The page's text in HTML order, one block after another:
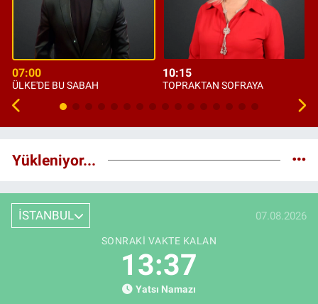
07:00
ÜLKE'DE BU SABAH
10:15
TOPRAKTAN SOFRAYA
Yükleniyor...
İSTANBUL 07.08.2026
SONRAKI VAKTE KALAN
13:35
Yatsı Namazı